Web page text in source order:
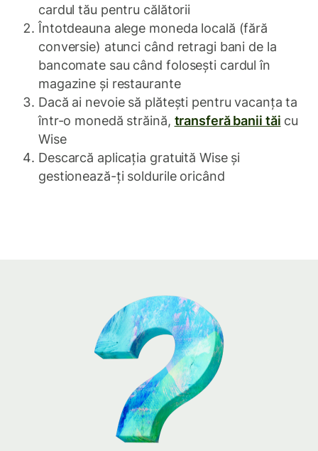
cardul tău pentru călătorii
Întotdeauna alege moneda locală (fără
conversie) atunci când retragi bani de la
bancomate sau când folosești cardul în
magazine și restaurante
Dacă ai nevoie să plătești pentru vacanța ta
într-o monedă străină, transferă banii tăi cu
Wise
Descarcă aplicația gratuită Wise și
gestionează-ți soldurile oricând